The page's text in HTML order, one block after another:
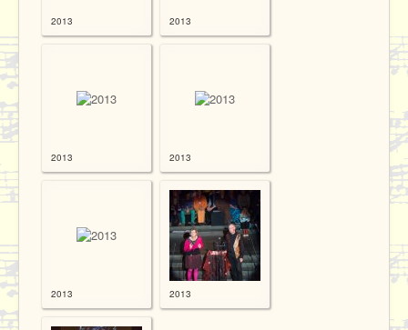
2013 2013
2013 2013
2013 2013